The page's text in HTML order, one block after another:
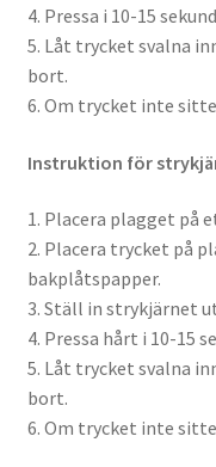
4. Pressa i 10-15
5. Låt trycket svalna
bort.
6. Om trycket inte
Instruktion för
1. Placera plagget på
2. Placera trycket på
bakplåtspapper.
3. Ställ in strykjärnet
4. Pressa hårt i 10-15
5. Låt trycket svalna
bort.
6. Om trycket inte